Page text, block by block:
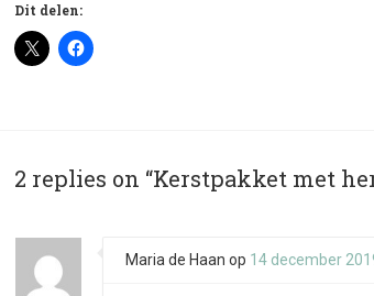
Dit delen:
2 replies on “Kerstpakket met
Maria de Haan op 14 december